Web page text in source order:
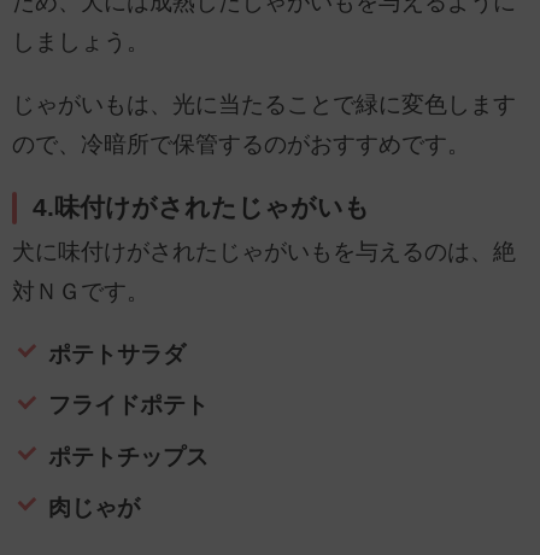
しましょう。
じゃがいもは、光に当たることで緑に変色します
ので、冷暗所で保管するのがおすすめです。
4.味付けがされたじゃがいも
犬に味付けがされたじゃがいもを与えるのは、絶
対ＮＧです。
ポテトサラダ
フライドポテト
ポテトチップス
肉じゃが